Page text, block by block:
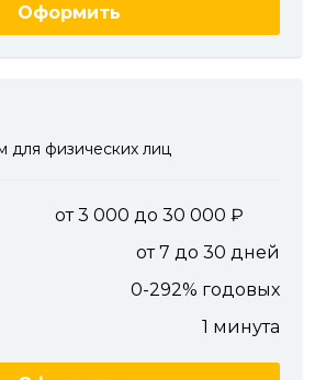
Оформить
для физических лиц
от 3 000 до 30 000
от 7 до 30 дней
0-292% годовых
1 минута